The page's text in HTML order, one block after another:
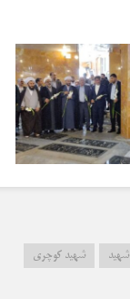
شهید شهید کوچری